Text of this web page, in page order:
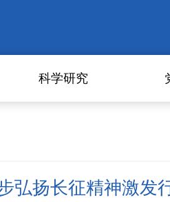
科学研究
弘扬长征精神激